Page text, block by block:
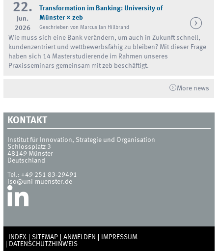
22.
Jun.
2026
Transformation im Banking: University of
Münster × zeb
Geschrieben von Marcus Jan Hillbrand
Wie muss sich eine Bank verändern, um auch in Zukunft schnell,
kundenzentriert und wettbewerbsfähig zu bleiben? Mit dieser Frage
haben sich 14 Masterstudierende im Rahmen unseres
Praxisseminars gemeinsam mit zeb beschäftigt.
More news
KONTAKT
Institut für Innovation, Strategie und Organisation
Schlossplatz 3
48149 Münster
Deutschland
Tel.:+49 251 83-29491
iso@uni-muenster.de
INDEX SITEMAP ANMELDEN
IMPRESSUM
DATENSCHUTZHINWEIS